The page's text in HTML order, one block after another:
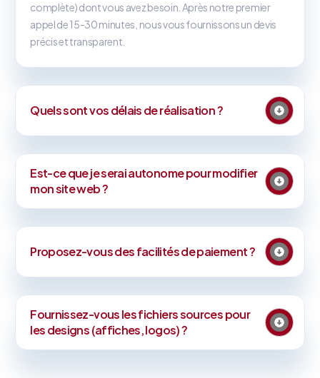
complète) dont vous avez besoin. Après notre premier
appel de 15-30 minutes, nous vous fournissons un devis
précis et transparent.
Quels sont vos délais de réalisation ?
Est-ce que je serai autonome pour modifier
mon site web ?
Proposez-vous des facilités de paiement ?
Fournissez-vous les fichiers sources pour
les designs (affiches, logos) ?